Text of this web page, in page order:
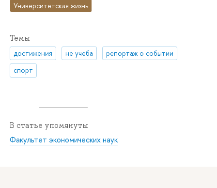
Университетская жизнь
Темы
достижения не учеба
репортаж о событии
спорт
В статье упомянуты
Факультет экономических наук